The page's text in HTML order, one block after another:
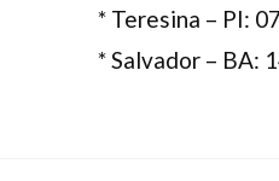
* Teresina – PI:
* Salvador – BA: